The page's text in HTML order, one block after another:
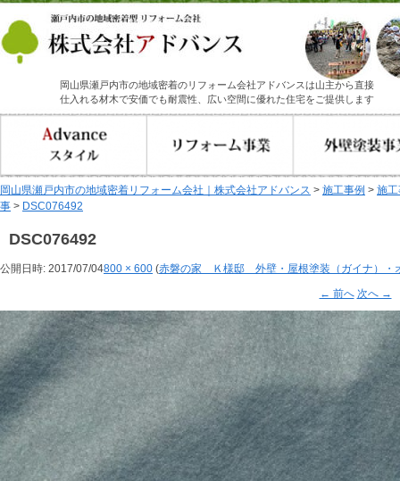
岡山県瀬戸内市の地域密着のリフォーム会社アドバンスは山主から直接
仕入れる材木で安価でも耐震性、広い空間に優れた住宅をご提供します
岡山県瀬戸内市の地域密着リフォーム会社｜株式会社アドバンス > 施工事例 > 施
事 > DSC076492
DSC076492
公開日時: 2017/07/04800 × 600 (赤磐の家 Ｋ様邸 外壁・屋根塗装（ガイナ）・
← 前へ 次へ →